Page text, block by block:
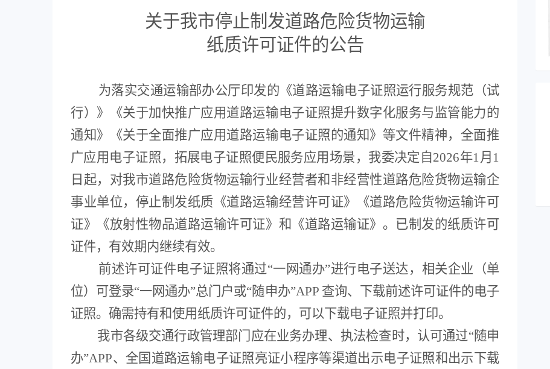
关于我市停止制发道路危险货物运输
纸质许可证件的公告
为落实交通运输部办公厅印发的《道路运输电子证照运行服务规范（试
行）》《关于加快推广应用道路运输电子证照提升数字化服务与监管能力的
通知》《关于全面推广应用道路运输电子证照的通知》等文件精神，全面推
广应用电子证照，拓展电子证照便民服务应用场景，我委决定自2026年1 月 1
日起， 对我市道路危险货物运输行业经营者和 非经营性道路危险货物运输企
事业单位， 停止制发纸质《道路运输经营许可证》
《道路危险货物运输许可
证》《放射性物品道路运输许可证》 和《道路运输证》。已制发的纸质许可
证件，有效期内继续有效。
前述许可证件电子证照将通过“一网通办”进行电子送达， 相关企业（单
位） 可登录“一网通办”总门户或“随申办”APP 查询、下载前述许可证件的电子
证照。确需持有和使用纸质许可证件的，可以下载电子证照并打印。
我市各级交通行政管理部门应在业务办理、执法检查时，认可通过“随申
办”APP、全国道路运输电子证照亮证小程序等渠道出示电子证照和出示下载